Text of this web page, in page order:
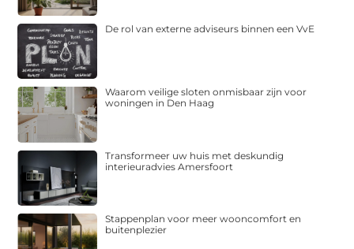
De rol van externe adviseurs binnen een VvE
Waarom veilige sloten onmisbaar zijn voor
woningen in Den Haag
Transformeer uw huis met deskundig
interieuradvies Amersfoort
Stappenplan voor meer wooncomfort en
buitenplezier